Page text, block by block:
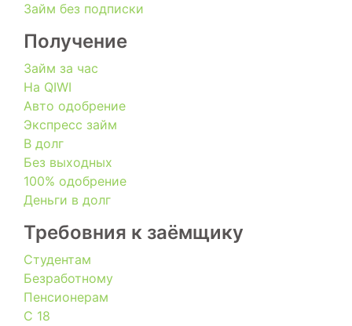
Займ без подписки
Получение
Займ за час
На QIWI
Авто одобрение
Экспресс займ
В долг
Без выходных
100% одобрение
Деньги в долг
Требовния к заёмщику
Студентам
Безработному
Пенсионерам
С 18